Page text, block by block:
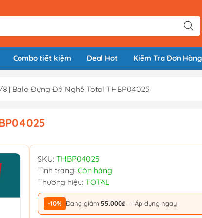
Combo tiết kiệm Deal Hot Kiểm Tra Đơn Hàng
8] Balo Đựng Đồ Nghề Total THBP04025
SKU: THBP04025
Tình trạng: Còn hàng
Thương hiệu: TOTAL
-10% Đang giảm 55.000₫ — Áp dụng ngay